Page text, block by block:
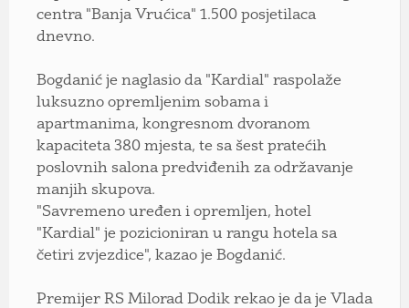
centra "Banja Vrućica" 1.500 posjetilaca
dnevno.
Bogdanić je naglasio da "Kardial" raspolaže
luksuzno opremljenim sobama i
apartmanima, kongresnom dvoranom
kapaciteta 380 mjesta, te sa šest pratećih
poslovnih salona predviđenih za održavanje
manjih skupova.
"Savremeno uređen i opremljen, hotel
"Kardial" je pozicioniran u rangu hotela sa
četiri zvjezdice", kazao je Bogdanić.
Premijer RS Milorad Dodik rekao je da je Vlada